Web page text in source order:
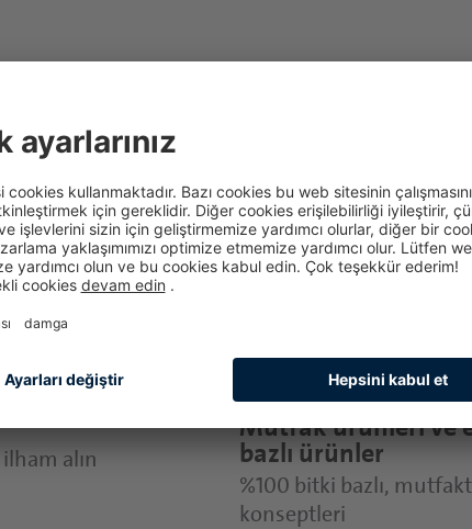
alın
Mutfak ürünleri ve
bazlı ürünler
%100 bitki bazlı,
konseptleri